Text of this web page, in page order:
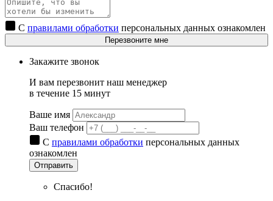
С правилами обработки персональных данных ознакомлен
Перезвоните мне
Закажите звонок
И вам перезвонит наш менеджер
в течение 15 минут
Ваше имя
Ваш телефон
С правилами обработки персональных данных
ознакомлен
Отправить
Спасибо!